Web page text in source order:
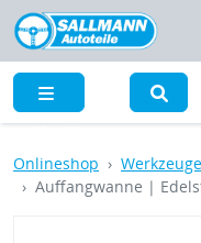
Onlineshop Werkzeuge
Auffangwanne |